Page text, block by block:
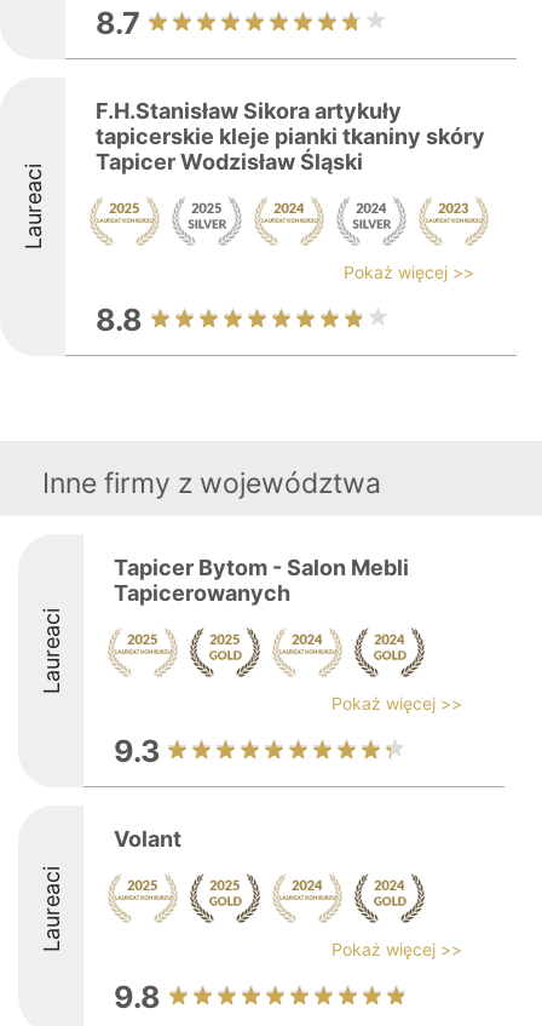
8.7
Laureaci
F.H.Stanisław Sikora artykuły
tapicerskie kleje pianki tkaniny skóry
Tapicer Wodzisław Śląski
Pokaż więcej >>
8.8
Inne firmy z województwa
Laureaci
Tapicer Bytom - Salon Mebli
Tapicerowanych
Pokaż więcej >>
9.3
Laureaci
Volant
Pokaż więcej >>
9.8